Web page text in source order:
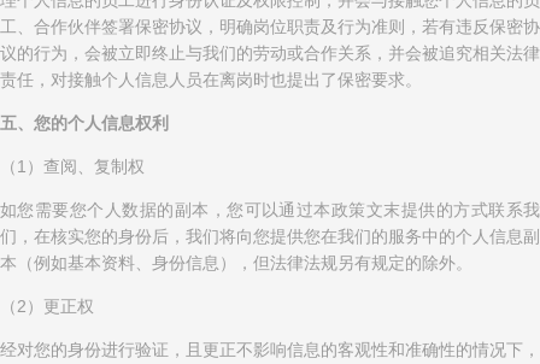
工、合作伙伴签署保密协议，明确岗位职责及行为准则，若有违反保密协
议的行为，会被立即终止与我们的劳动或合作关系，并会被追究相关法律
责任，对接触个人信息人员在离岗时也提出了保密要求。
五、您的个人信息权利
（1）查阅、复制权
如您需要您个人数据的副本，您可以通过本政策文末提供的方式联系我
们，在核实您的身份后，我们将向您提供您在我们的服务中的个人信息副
本（例如基本资料、身份信息），但法律法规另有规定的除外。
（2）更正权
经对您的身份进行验证，且更正不影响信息的客观性和准确性的情况下，